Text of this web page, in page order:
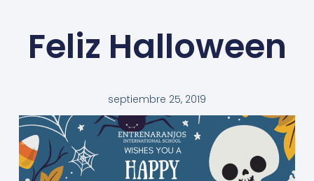
Feliz Halloween
septiembre 25, 2019